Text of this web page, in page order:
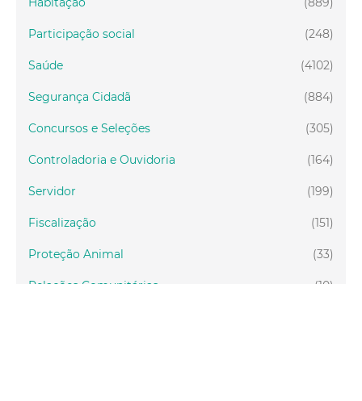
(248)
Participação social
(4102)
Saúde
(884)
Segurança Cidadã
(305)
Concursos e Seleções
(164)
Controladoria e Ouvidoria
(199)
Servidor
(151)
Fiscalização
(33)
Proteção Animal
(10)
Relações Comunitárias